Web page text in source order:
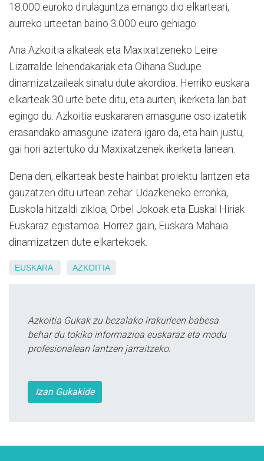
18.000 euroko dirulaguntza emango dio elkarteari,
aurreko urteetan baino 3.000 euro gehiago.
Ana Azkoitia alkateak eta Maxixatzeneko Leire
Lizarralde lehendakariak eta Oihana Sudupe
dinamizatzaileak sinatu dute akordioa. Herriko euskara
elkarteak 30 urte bete ditu, eta aurten, ikerketa lan bat
egingo du. Azkoitia euskararen arnasgune oso izatetik
erasandako arnasgune izatera igaro da, eta hain justu,
gai hori aztertuko du Maxixatzenek ikerketa lanean.
Dena den, elkarteak beste hainbat proiektu lantzen eta
gauzatzen ditu urtean zehar: Udazkeneko erronka,
Euskola hitzaldi zikloa, Orbel Jokoak eta Euskal Hiriak
Euskaraz egistamoa. Horrez gain, Euskara Mahaia
dinamizatzen dute elkartekoek.
EUSKARA AZKOITIA
Azkoitia Gukak zu bezalako irakurleen babesa
behar du tokiko informazioa euskaraz eta modu
profesionalean lantzen jarraitzeko.
Izan Gukakide